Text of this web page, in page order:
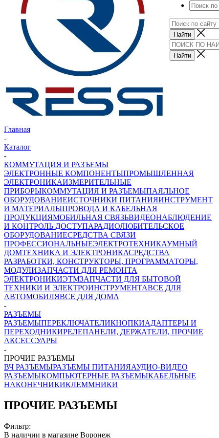
Главная
-
Каталог
-
КОММУТАЦИЯ И РАЗЪЕМЫ
ЭЛЕКТРОННЫЕ КОМПОНЕНТЫПРОМЫШЛЕННАЯ
ЭЛЕКТРОНИКАИЗМЕРИТЕЛЬНЫЕ
ПРИБОРЫКОММУТАЦИЯ И РАЗЪЕМЫПАЯЛЬНОЕ
ОБОРУДОВАНИЕИСТОЧНИКИ ПИТАНИЯИНСТРУМЕНТ
И МАТЕРИАЛЫПРОВОДА И КАБЕЛЬНАЯ
ПРОДУКЦИЯМОБИЛЬНАЯ СВЯЗЬВИДЕОНАБЛЮДЕНИЕ
И КОНТРОЛЬ ДОСТУПАРАДИОЛЮБИТЕЛЬСКОЕ
ОБОРУДОВАНИЕСРЕДСТВА СВЯЗИ
ПРОФЕССИОНАЛЬНЫЕЭЛЕКТРОТЕХНИКАУМНЫЙ
ДОМТЕХНИКА И ЭЛЕКТРОНИКАСРЕДСТВА
РАЗРАБОТКИ, КОНСТРУКТОРЫ, ПРОГРАММАТОРЫ,
МОДУЛИЗАПЧАСТИ ДЛЯ РЕМОНТА
ЭЛЕКТРОНИКИЭТМЗАПЧАСТИ ДЛЯ БЫТОВОЙ
ТЕХНИКИ И ЭЛЕКТРОИНСТРУМЕНТАВСЕ ДЛЯ
АВТОМОБИЛЯВСЕ ДЛЯ ДОМА
-
РАЗЪЕМЫ
РАЗЪЕМЫПЕРЕКЛЮЧАТЕЛИКНОПКИАДАПТЕРЫ И
ПЕРЕХОДНИКИРЕЛЕПАНЕЛИ, ДЕРЖАТЕЛИ, ПРОЧИЕ
АКСЕССУАРЫ
-
ПРОЧИЕ РАЗЪЕМЫ
ВЧ РАЗЪЕМЫРАЗЪЕМЫ ПИТАНИЯАУДИО-ВИДЕО
РАЗЪЕМЫКОМПЬЮТЕРНЫЕ РАЗЪЕМЫКАБЕЛЬНЫЕ
НАКОНЕЧНИКИКЛЕММНИКИ
ПРОЧИЕ РАЗЪЕМЫ
Фильтр:
В наличии в магазине Воронеж